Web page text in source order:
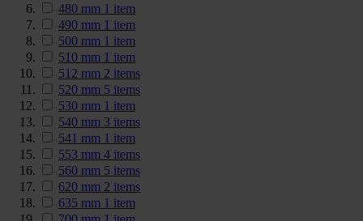
480 mm 1 item
490 mm 1 item
500 mm 1 item
510 mm 1 item
512 mm 2 items
520 mm 5 items
530 mm 1 item
540 mm 3 items
541 mm 1 item
553 mm 4 items
560 mm 5 items
620 mm 2 items
635 mm 1 item